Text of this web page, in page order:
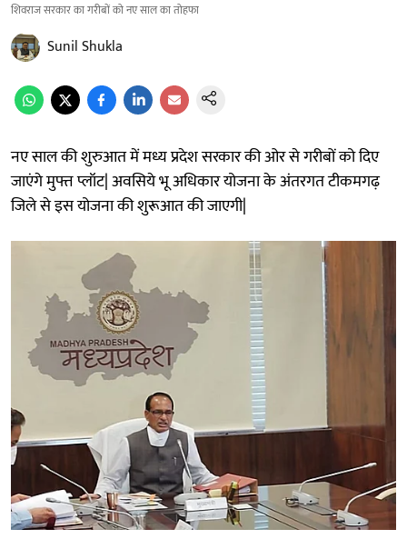
शिवराज सरकार का गरीबों को नए साल का तोहफा
Sunil Shukla
नए साल की शुरुआत में मध्य प्रदेश सरकार की ओर से गरीबों को दिए
जाएंगे मुफ्त प्लॉट| अवसिये भू अधिकार योजना के अंतरगत टीकमगढ़
जिले से इस योजना की शुरूआत की जाएगी|